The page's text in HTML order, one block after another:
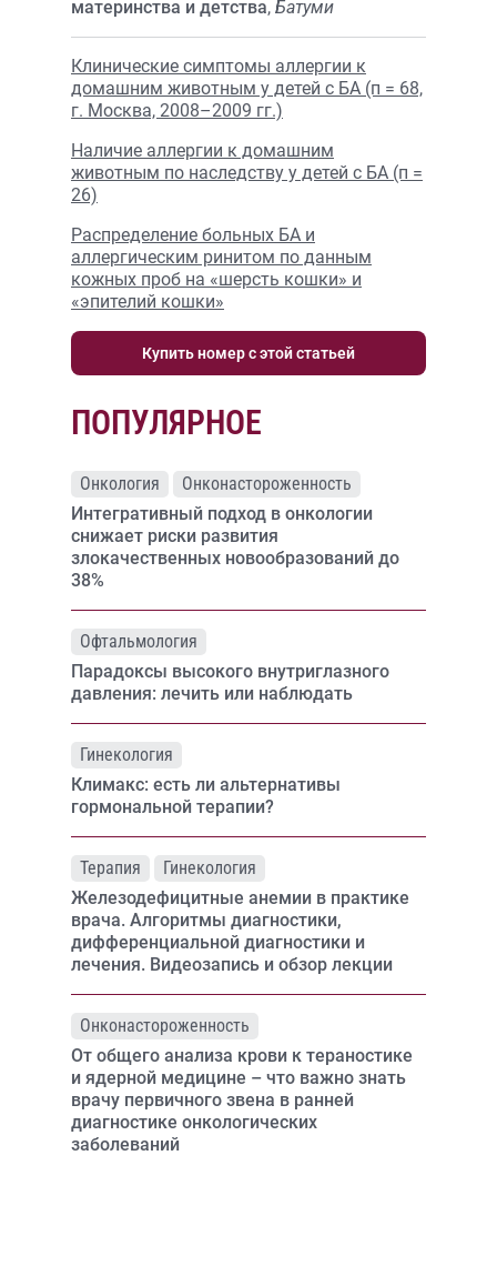
материнства и детства, Батуми
Клинические симптомы аллергии к
домашним животным у детей с БА (п = 68,
г. Москва, 2008–2009 гг.)
Наличие аллергии к домашним
животным по наследству у детей с БА (п =
26)
Распределение больных БА и
аллергическим ринитом по данным
кожных проб на «шерсть кошки» и
«эпителий кошки»
Купить номер с этой статьей
ПОПУЛЯРНОЕ
Онкология
Онконастороженность
Интегративный подход в онкологии
снижает риски развития
злокачественных новообразований до
38%
Офтальмология
Парадоксы высокого внутриглазного
давления: лечить или наблюдать
Гинекология
Климакс: есть ли альтернативы
гормональной терапии?
Терапия
Гинекология
Железодефицитные анемии в практике
врача. Алгоритмы диагностики,
дифференциальной диагностики и
лечения. Видеозапись и обзор лекции
Онконастороженность
От общего анализа крови к тераностике
и ядерной медицине – что важно знать
врачу первичного звена в ранней
диагностике онкологических
заболеваний